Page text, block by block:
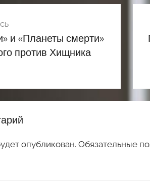
и «Планеты смерти»
против Хищника
опубликован. Обязательные